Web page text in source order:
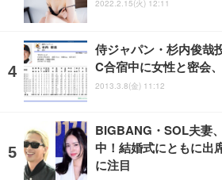
2022.2.15(火) 12:11
侍ジャパン・杉内俊
C合宿中に女性と密会
2013.3.8(金) 11:12
BIGBANG・SOL夫妻
中！結婚式にともに出
に注目